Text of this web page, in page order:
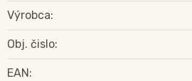
Výrobca:
Obj. čislo:
EAN: